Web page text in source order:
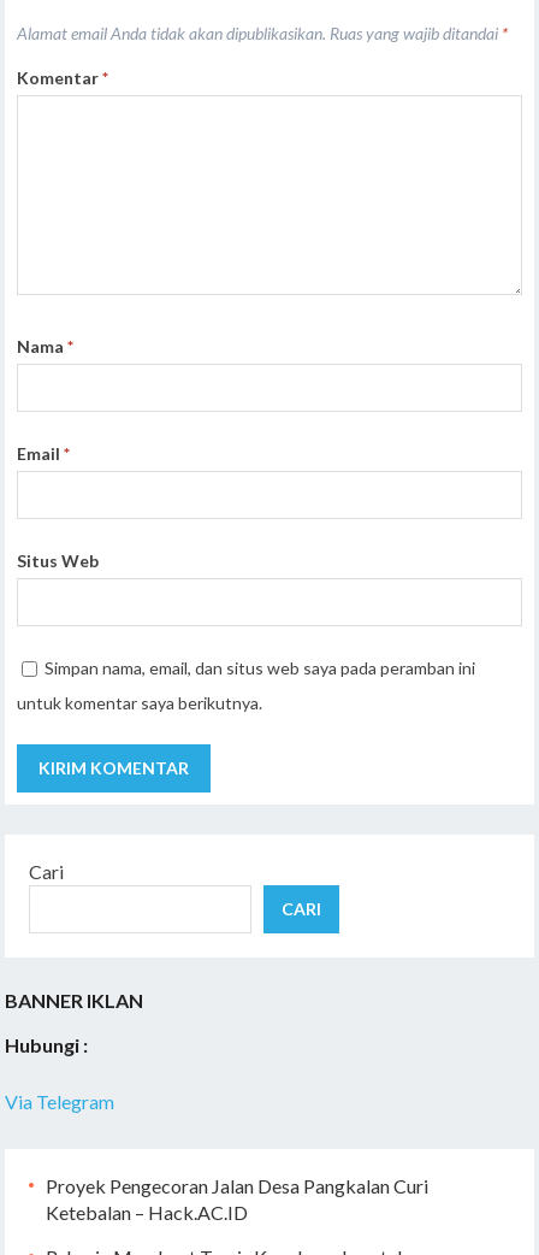
Alamat email Anda tidak akan dipublikasikan. Ruas yang wajib ditandai *
Komentar*
Nama*
Email*
Situs Web
Simpan nama, email, dan situs web saya pada peramban ini
untuk komentar saya berikutnya.
Cari
CARI
BANNER IKLAN
Hubungi :
Via Telegram
Proyek Pengecoran Jalan Desa Pangkalan Curi
Ketebalan – Hack.AC.ID